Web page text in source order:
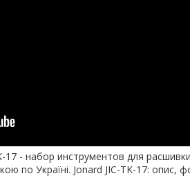
- набор инструментов для расшивки
по Україні. Jonard JIC-TK-17: опис,